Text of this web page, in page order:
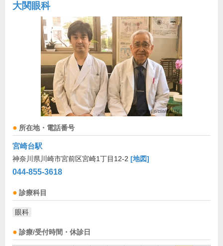
大関眼科
所在地・電話番号
宮崎台駅
神奈川県川崎市宮前区宮崎1丁目12-2 [地図]
044-855-3618
診療科目
眼科
診療/受付時間・休診日